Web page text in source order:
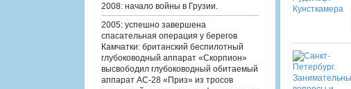
2008: начало войны в Грузии.
2005: успешно завершена
спасательная операция у берегов
Камчатки: британский беспилотный
глубоководный аппарат «Скорпион»
высвободил глубоководный обитаемый
аппарат АС-28 «Приз» из тросов